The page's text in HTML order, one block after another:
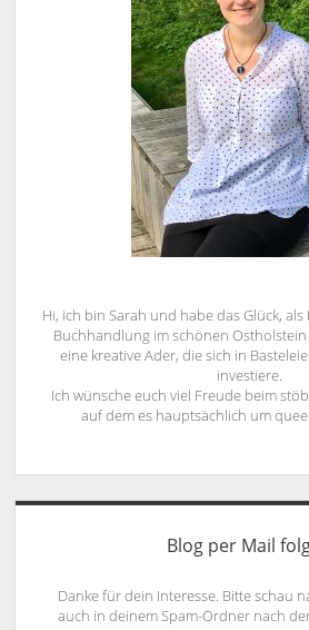
Hi, ich bin Sarah und habe das Glück,
Buchhandlung im schönen
eine kreative Ader, die sich in
investiere.
Ich wünsche euch viel Freude beim
auf dem es hauptsächlich um
Blog per Mail
Danke für dein Interesse. Bitte schau
auch in deinem Spam-Ordner nach